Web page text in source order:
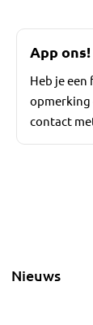
App ons!
Heb je een
opmerking
contact
Nieuws